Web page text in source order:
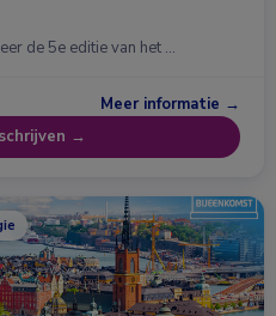
de 5e editie van het …
Meer informatie →
→